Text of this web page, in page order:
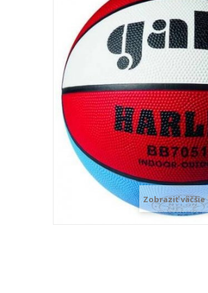
Zobraziť väčšie